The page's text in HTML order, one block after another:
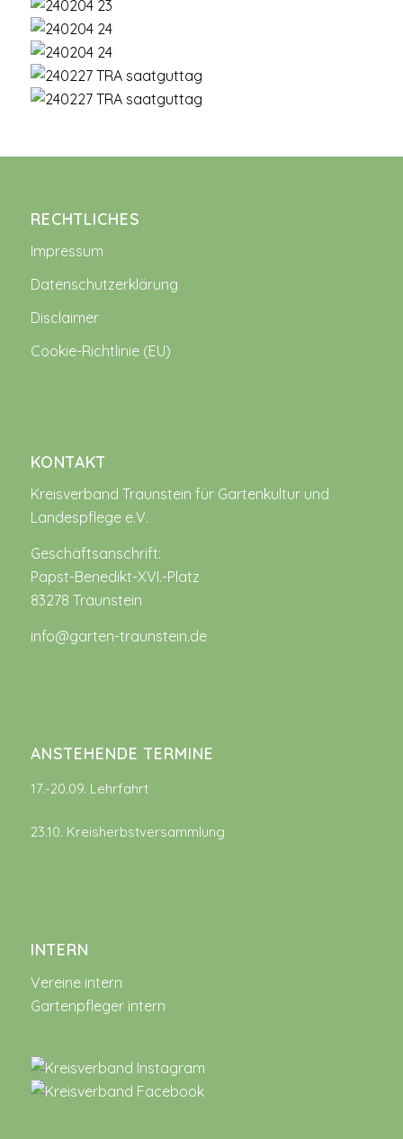
RECHTLICHES
Impressum
Datenschutzerklärung
Disclaimer
Cookie-Richtlinie (EU)
KONTAKT
Kreisverband Traunstein für Gartenkultur und
Landespflege e.V.
Geschäftsanschrift:
Papst-Benedikt-XVI.-Platz
83278 Traunstein
info@garten-traunstein.de
ANSTEHENDE TERMINE
17.-20.09. Lehrfahrt
23.10. Kreisherbstversammlung
INTERN
Vereine intern
Gartenpfleger intern